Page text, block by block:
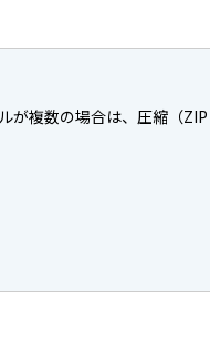
が複数の場合は、圧縮（